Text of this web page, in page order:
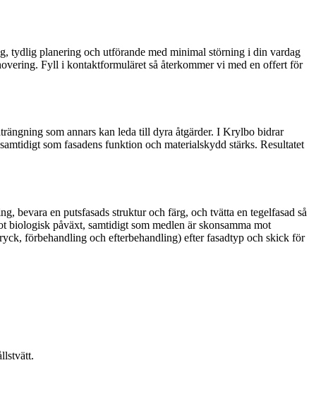
tydlig planering och utförande med minimal störning i din vardag
Fyll i kontaktformuläret så återkommer vi med en offert för
som annars kan leda till dyra åtgärder. I Krylbo bidrar
som fasadens funktion och materialskydd stärks. Resultatet
bevara en putsfasads struktur och färg, och tvätta en tegelfasad så
biologisk påväxt, samtidigt som medlen är skonsamma mot
förbehandling och efterbehandling) efter fasadtyp och skick för